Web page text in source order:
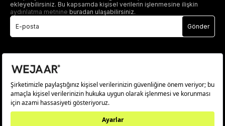
ekleyebilirsiniz. Bu kapsamda kişisel verilerin işlenmesine ilişkin
aydınlatma metnine buradan ulaşabilirsiniz.
Gönder
© 2025 wejaar.com.tr. tüm hakları saklıdır.